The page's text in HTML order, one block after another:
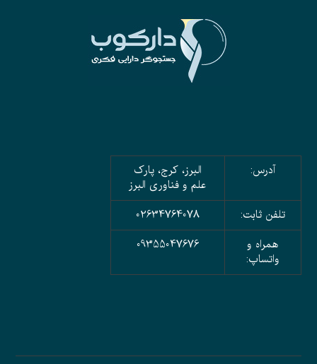
آدرس:
البرز، کرج، پارک
علم و فناوری البرز
تلفن ثابت:
02634764078
همراه و
واتساپ:
09355047676